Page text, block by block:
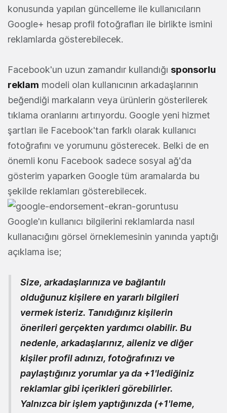
konusunda yapılan güncelleme ile kullanıcıların
Google+ hesap profil fotoğrafları ile birlikte ismini
reklamlarda gösterebilecek.
Facebook'un uzun zamandır kullandığı sponsorlu
reklam modeli olan kullanıcının arkadaşlarının
beğendiği markaların veya ürünlerin gösterilerek
tıklama oranlarını artırıyordu. Google yeni hizmet
şartları ile Facebook'tan farklı olarak kullanıcı
fotoğrafını ve yorumunu gösterecek. Belki de en
önemli konu Facebook sadece sosyal ağ'da
gösterim yaparken Google tüm aramalarda bu
şekilde reklamları gösterebilecek.
Google'ın kullanıcı bilgilerini reklamlarda nasıl
kullanacığını görsel örneklemesinin yanında yaptığı
açıklama ise;
Size, arkadaşlarınıza ve bağlantılı
olduğunuz kişilere en yararlı bilgileri
vermek isteriz. Tanıdığınız kişilerin
önerileri gerçekten yardımcı olabilir. Bu
nedenle, arkadaşlarınız, aileniz ve diğer
kişiler profil adınızı, fotoğrafınızı ve
paylaştığınız yorumlar ya da +1'lediğiniz
reklamlar gibi içerikleri görebilirler.
Yalnızca bir işlem yaptığınızda (+1'leme,